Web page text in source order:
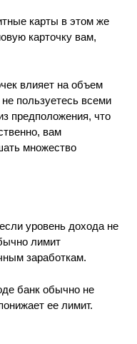
карты в этом же
карточку вам,
влияет на объем
пользуетесь всеми
предположения, что
вам
множество
уровень дохода не
лимит
заработкам.
банк обычно не
ее лимит.